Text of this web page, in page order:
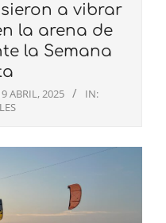
a vibrar
la arena de
la Semana
ABRIL, 2025
IN: